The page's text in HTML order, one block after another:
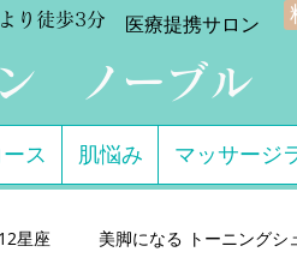
り徒歩3分
ノーブル
​医療提携サロン
ス 肌悩み マッサージ
12星座 美脚になる トーニングシ